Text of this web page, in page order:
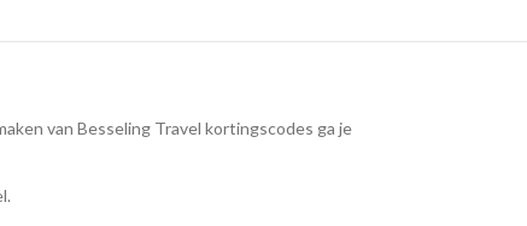
van Besseling Travel kortingscodes ga je